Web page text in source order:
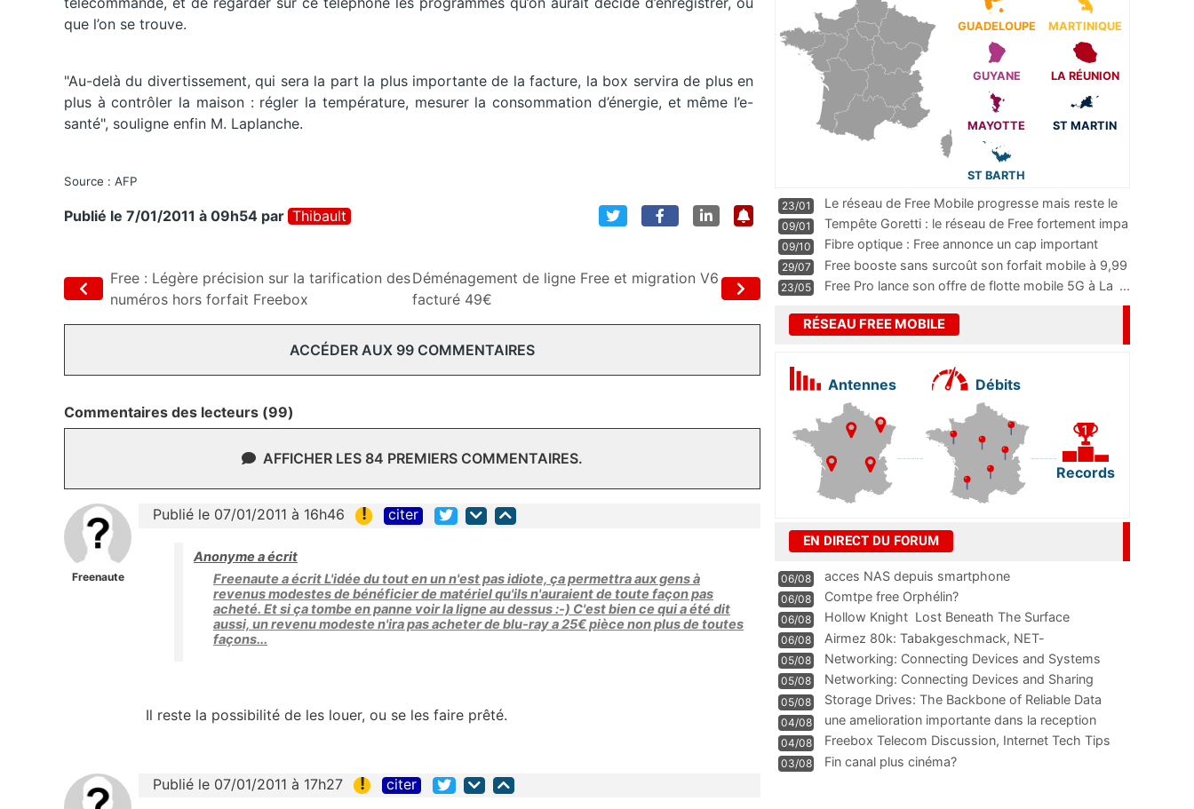
que l’on se trouve.
"Au-delà du divertissement, qui sera la part la plus importante de la facture, la box servira de plus en
plus à contrôler la maison : régler la température, mesurer la consommation d’énergie, et même l’e-
santé", souligne enfin M. Laplanche.
Source : AFP
Publié le 7/01/2011 à 09h54 par Thibault
Free : Légère précision sur la tarification des
numéros hors forfait Freebox
Déménagement de ligne Free et migration V6
facturé 49€
ACCÉDER AUX 99 COMMENTAIRES
Commentaires des lecteurs (99)
AFFICHER LES 84 PREMIERS COMMENTAIRES.
Freenaute
Publié le 07/01/2011 à 16h46 ! citer
Anonyme a écrit
Freenaute a écrit L'idée du tout en un n'est pas idiote, ça permettra aux gens à
revenus modestes de bénéficier de matériel qu'ils n'auraient de toute façon pas
acheté. Et si ça tombe en panne voir la ligne au dessus :-) C'est bien ce qui a été dit
aussi, un revenu modeste n'ira pas acheter de blu-ray a 25€ pièce non plus de toutes
façons...
Il reste la possibilité de les louer, ou se les faire prêté.
Publié le 07/01/2011 à 17h27 ! citer
GUADELOUPE MARTINIQUE
GUYANE LA RÉUNION
MAYOTTE ST MARTIN
ST BARTH
23/01
Le réseau de Free Mobile progresse mais reste le
m
...
09/01
Tempête Goretti : le réseau de Free fortement impa
09/10
Fibre optique : Free annonce un cap important
pass
...
29/07
Free booste sans surcoût son forfait mobile à 9,99
23/05 Free Pro lance son offre de flotte mobile 5G à La ...
RÉSEAU FREE MOBILE
Antennes Débits
Records
EN DIRECT DU FORUM
06/08 acces NAS depuis smartphone
06/08 Comtpe free Orphélin?
06/08 Hollow Knight  Lost Beneath The Surface
06/08
Airmez 80k: Tabakgeschmack, NET-
Technologie und Leistung im
05/08 Networking: Connecting Devices and Systems
05/08
Networking: Connecting Devices and Sharing
Information
05/08
Storage Drives: The Backbone of Reliable Data
Management
04/08
une amelioration importante dans la reception
WIFI
04/08
Freebox Telecom Discussion, Internet Tech Tips
Communi
03/08 Fin canal plus cinéma?